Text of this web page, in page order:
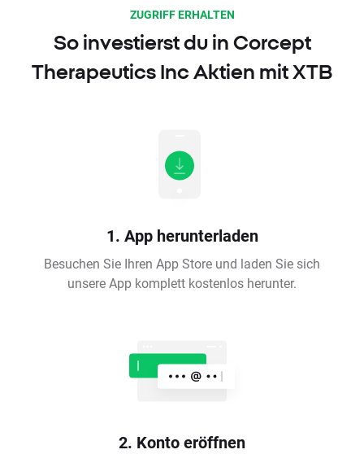
ZUGRIFF ERHALTEN
So investierst du in Corcept
Therapeutics Inc Aktien mit XTB
1. App herunterladen
Besuchen Sie Ihren App Store und laden Sie sich
unsere App komplett kostenlos herunter.
2. Konto eröffnen